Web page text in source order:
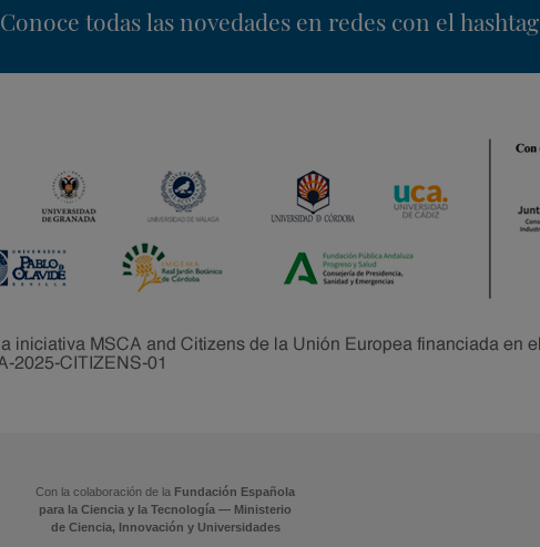
instagram
Conoce todas las novedades en redes con el hashtag
Con la colaboración de la Fundación Española
para la Ciencia y la Tecnología — Ministerio
de Ciencia, Innovación y Universidades